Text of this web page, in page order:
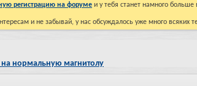
регистрацию на форуме и у тебя станет намного больше
и не забывай, у нас обсуждалось уже много
нормальную магнитолу